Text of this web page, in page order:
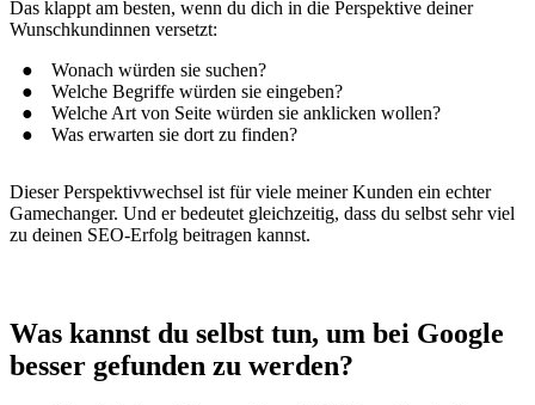
Das klappt am besten, wenn du dich in die Perspektive deiner
Wunschkundinnen versetzt:
Wonach würden sie suchen?
Welche Begriffe würden sie eingeben?
Welche Art von Seite würden sie anklicken wollen?
Was erwarten sie dort zu finden?
Dieser Perspektivwechsel ist für viele meiner Kunden ein echter
Gamechanger. Und er bedeutet gleichzeitig, dass du selbst sehr viel
zu deinen SEO-Erfolg beitragen kannst.
Was kannst du selbst tun, um bei Google
besser gefunden zu werden?